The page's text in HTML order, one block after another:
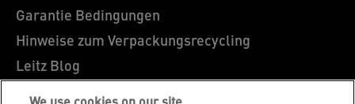
Garantie Bedingungen
Hinweise zum Verpackungsrecycling
Leitz Blog
Karriere